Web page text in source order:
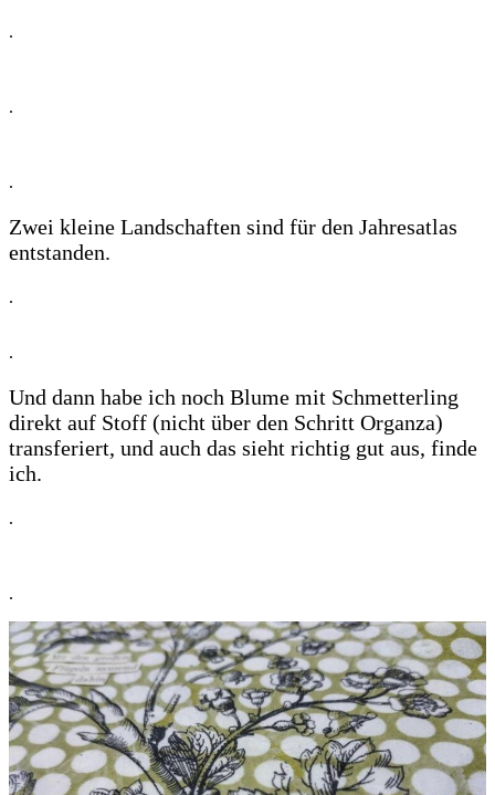
.
.
.
Zwei kleine Landschaften sind für den Jahresatlas
entstanden.
.
.
Und dann habe ich noch Blume mit Schmetterling
direkt auf Stoff (nicht über den Schritt Organza)
transferiert, und auch das sieht richtig gut aus, finde
ich.
.
.